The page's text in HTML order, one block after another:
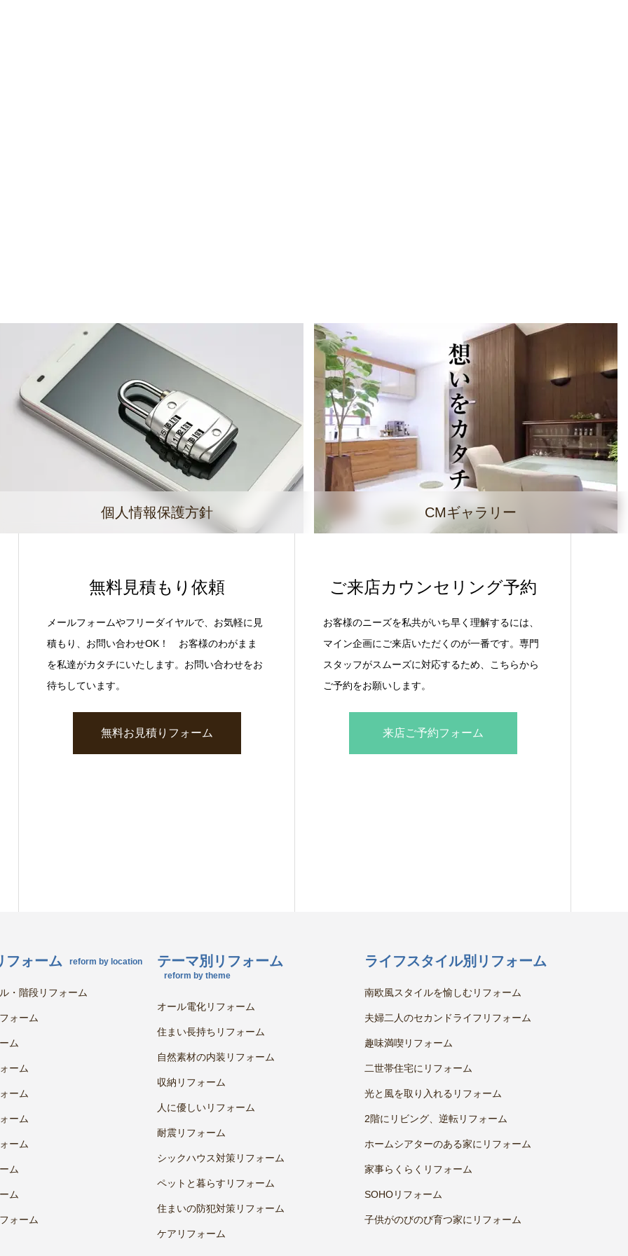
個人情報保護方針 CMギャラリー
無料見積もり依頼
メールフォームやフリーダイヤルで、お気軽に見
積もり、お問い合わせOK！ お客様のわがまま
を私達がカタチにいたします。お問い合わせをお
待ちしています。
無料お見積りフォーム
ご来店カウンセリング予約
お客様のニーズを私共がいち早く理解するには、
マイン企画にご来店いただくのが一番です。専門
スタッフがスムーズに対応するため、こちらから
ご予約をお願いします。
来店ご予約フォーム
フォーム reform by location
・階段リフォーム
ォーム
ム
ーム
ーム
ーム
ーム
ム
ム
ォーム
テーマ別リフォーム
reform by theme
オール電化リフォーム
住まい長持ちリフォーム
自然素材の内装リフォーム
収納リフォーム
人に優しいリフォーム
耐震リフォーム
シックハウス対策リフォーム
ペットと暮らすリフォーム
住まいの防犯対策リフォーム
ケアリフォーム
ライフスタイル別リフォーム
南欧風スタイルを愉しむリフォーム
夫婦二人のセカンドライフリフォーム
趣味満喫リフォーム
二世帯住宅にリフォーム
光と風を取り入れるリフォーム
2階にリビング、逆転リフォーム
ホームシアターのある家にリフォーム
家事らくらくリフォーム
SOHOリフォーム
子供がのびのび育つ家にリフォーム